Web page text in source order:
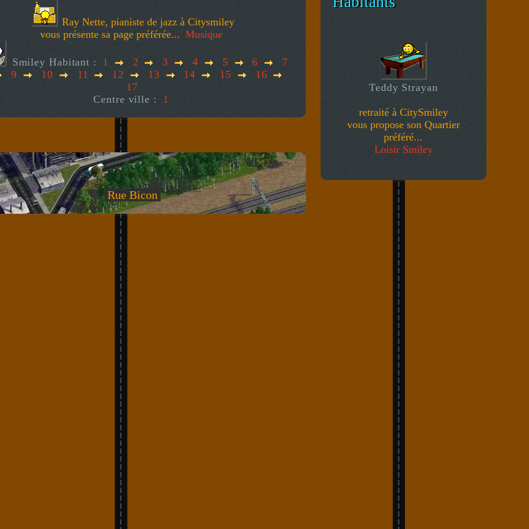
Ray Nette, pianiste de jazz à Citysmiley
vous présente sa page préférée... Musique
Smiley Habitant : 1 2 3 4 5 6
7
9
10 11 12 13 14 15
16
17
Centre ville :
1
Rue Bicon
Teddy Strayan
retraité à CitySmiley
vous propose son Quartier
préféré...
Loisir Smiley